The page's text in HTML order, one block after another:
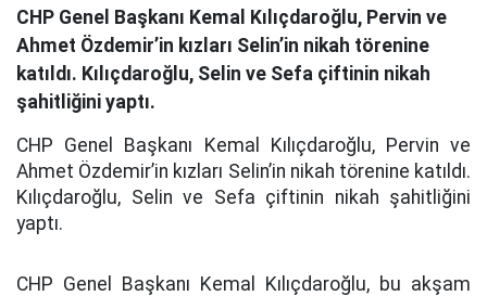
CHP Genel Başkanı Kemal Kılıçdaroğlu, Pervin ve
Ahmet Özdemir’in kızları Selin’in nikah törenine
katıldı. Kılıçdaroğlu, Selin ve Sefa çiftinin nikah
şahitliğini yaptı.
CHP Genel Başkanı Kemal Kılıçdaroğlu, Pervin ve
Ahmet Özdemir’in kızları Selin’in nikah törenine katıldı.
Kılıçdaroğlu, Selin ve Sefa çiftinin nikah şahitliğini
yaptı.
CHP Genel Başkanı Kemal Kılıçdaroğlu, bu akşam